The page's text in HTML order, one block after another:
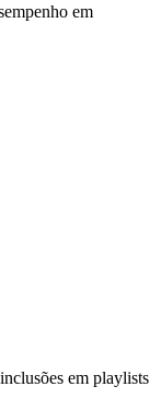
em
em playlists